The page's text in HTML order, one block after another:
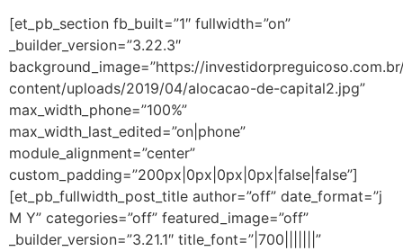
[et_pb_section fb_built=”1″ fullwidth=”on”
_builder_version=”3.22.3″
background_image=”https://
content/uploads/2019/04/alocacao-de-capital2.jpg”
max_width_phone=”100%”
max_width_last_edited=”on|phone”
module_alignment=”center”
custom_padding=”200px|0px|0px|0px|false|false”]
[et_pb_fullwidth_post_title author=”off” date_format=”j
M Y” categories=”off” featured_image=”off”
_builder_version=”3.21.1″ title_font=”|700|||||||”